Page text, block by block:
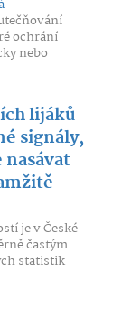
ochrání
nebo
lijáků
signály,
je v České
častým
statistik